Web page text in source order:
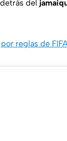
del
reglas de